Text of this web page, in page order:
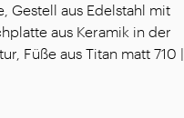
Gestell aus Edelstahl mit
aus Keramik in der
Füße aus Titan matt 710 |